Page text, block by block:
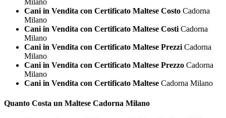
Milano
Cani in Vendita con Certificato Maltese Costo Cadorna
Milano
Cani in Vendita con Certificato Maltese CostiCadorna
Milano
Cani in Vendita con Certificato Maltese PrezziCadorna
Milano
Cani in Vendita con Certificato Maltese Prezzo Cadorna
Milano
Cani in Vendita con Certificato Maltese Cadorna Milano
Quanto Costa un Maltese Cadorna Milano